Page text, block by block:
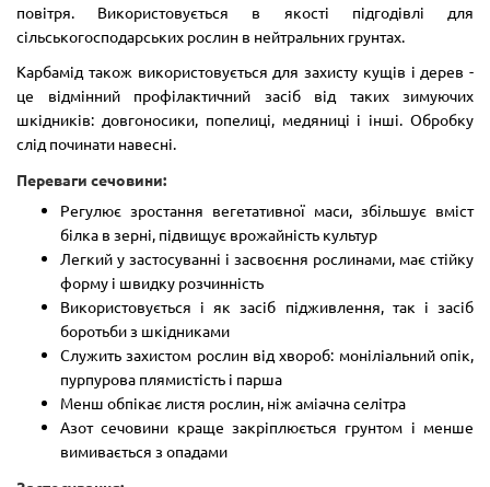
повітря. Використовується в якості підгодівлі для
сільськогосподарських рослин в нейтральних грунтах.
Карбамід також використовується для захисту кущів і дерев -
це відмінний профілактичний засіб від таких зимуючих
шкідників: довгоносики, попелиці, медяниці і інші. Обробку
слід починати навесні.
Переваги сечовини:
Регулює зростання вегетативної маси, збільшує вміст
білка в зерні, підвищує врожайність культур
Легкий у застосуванні і засвоєння рослинами, має стійку
форму і швидку розчинність
Використовується і як засіб підживлення, так і засіб
боротьби з шкідниками
Служить захистом рослин від хвороб: моніліальний опік,
пурпурова плямистість і парша
Менш обпікає листя рослин, ніж аміачна селітра
Азот сечовини краще закріплюється грунтом і менше
вимивається з опадами